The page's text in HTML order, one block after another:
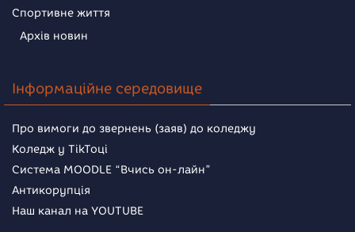
Спортивне життя
Архів новин
Інформаційне середовище
Про вимоги до звернень (заяв) до коледжу
Коледж у TikToці
Система MOODLE “Вчись он-лайн”
Антикорупція
Наш канал на YOUTUBE